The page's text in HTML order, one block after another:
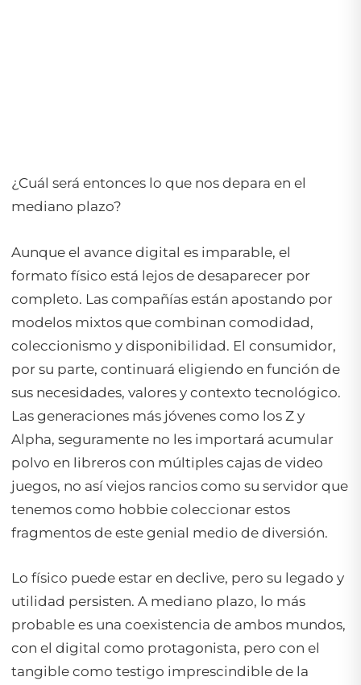
¿Cuál será entonces lo que nos depara en el
mediano plazo?
Aunque el avance digital es imparable, el
formato físico está lejos de desaparecer por
completo. Las compañías están apostando por
modelos mixtos que combinan comodidad,
coleccionismo y disponibilidad. El consumidor,
por su parte, continuará eligiendo en función de
sus necesidades, valores y contexto tecnológico.
Las generaciones más jóvenes como los Z y
Alpha, seguramente no les importará acumular
polvo en libreros con múltiples cajas de video
juegos, no así viejos rancios como su servidor que
tenemos como hobbie coleccionar estos
fragmentos de este genial medio de diversión.
Lo físico puede estar en declive, pero su legado y
utilidad persisten. A mediano plazo, lo más
probable es una coexistencia de ambos mundos,
con el digital como protagonista, pero con el
tangible como testigo imprescindible de la